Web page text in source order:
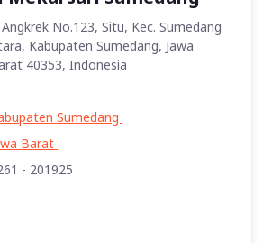
Angkrek No.123, Situ, Kec. Sumedang
Kabupaten Sumedang, Jawa
40353, Indonesia
Sumedang
Barat
- 201925